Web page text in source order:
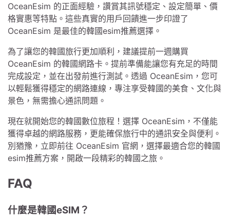
OceanEsim 的正面經驗，讚賞其訊號穩定、設定簡單、價
格實惠等特點。這些真實的用戶回饋進一步印證了
OceanEsim 是最佳的韓國esim推薦選擇。
為了讓您的韓國旅行更加順利，建議提前一週購買
OceanEsim 的韓國網路卡。提前準備能讓您有充足的時間
完成設定，並在出發前進行測試。透過 OceanEsim，您可
以輕鬆獲得穩定的網路連線，專注享受韓國的美食、文化與
景色，無需擔心通訊問題。
現在就開始您的韓國數位旅程！選擇 OceanEsim，不僅能
獲得卓越的網路服務，更能確保旅行中的通訊安全與便利。
別猶豫，立即前往 OceanEsim 官網，選擇最適合您的韓國
esim推薦方案，開啟一段精彩的韓國之旅。
FAQ
什麼是韓國eSIM？